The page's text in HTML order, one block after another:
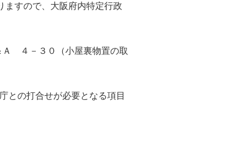
ますので、大阪府内特定行政
Ａ ４－３０（小屋裏物置の取
との打合せが必要となる項目